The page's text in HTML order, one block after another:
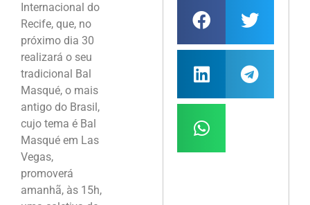
Internacional do
Recife, que, no
próximo dia 30
realizará o seu
tradicional Bal
Masqué, o mais
antigo do Brasil,
cujo tema é Bal
Masqué em Las
Vegas,
promoverá
amanhã, às 15h,